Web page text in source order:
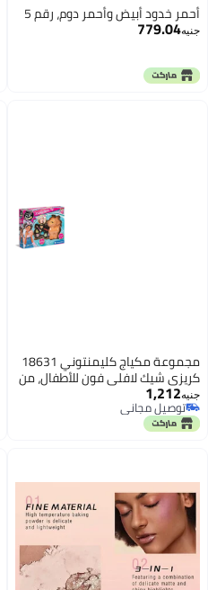
أحمر خدود أبيض وأحمر دوم، رقم 5
جنيه779.04
مجموعة مكياج كليمنتوني 18631
كريزي شيك لافلي فون للأطفال، من
عمر 6 سنوات فما فوق
جنيه1,212
توصيل مجاني
توصيل مجاني